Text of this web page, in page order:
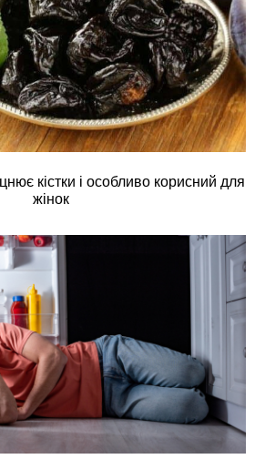
кістки і особливо корисний для
жінок